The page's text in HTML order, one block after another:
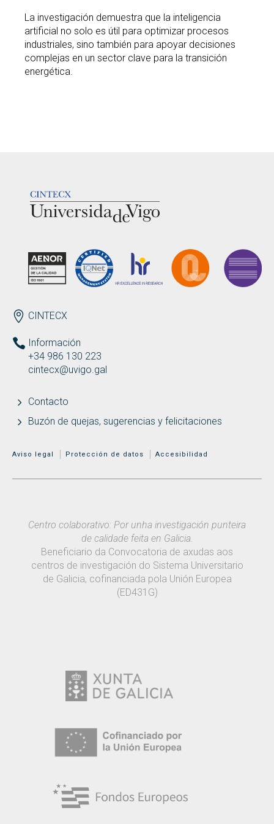
La investigación demuestra que la inteligencia
artificial no solo es útil para optimizar procesos
industriales, sino también para apoyar decisiones
complejas en un sector clave para la transición
energética.
ENDEREZO ES
CINTECX
Información
+34 986 130 223
cintecx@uvigo.gal
Contacto
Buzón de quejas, sugerencias y felicitaciones
MENÚ ADICIONAL
Aviso legal Protección de datos Accesibilidad
Centro colaborativo: Por unha investigación punteira
de calidade feita en Galicia.
Beneficiario da Convocatoria de axudas aos
centros de investigación do Sistema Universitario
de Galicia, cofinanciada pola Unión Europea
(ED431G)